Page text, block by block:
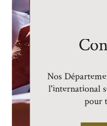
Nos
l'international
pour